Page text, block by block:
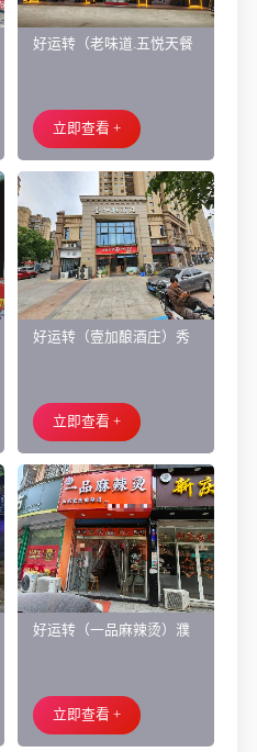
好运转（老味道.五悦天餐
让、主要房租低
立即查看 +
好运转（壹加酿酒庄）秀
庄、空店铺转让
立即查看 +
好运转（一品麻辣烫）濮
小吃店转让
立即查看 +